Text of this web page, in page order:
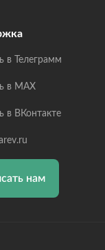
в Телеграмм
в MAX
в ВКонтакте
нам